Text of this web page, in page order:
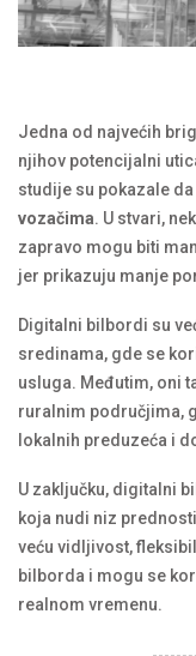
Jedna od najvećih
njihov potencijalni
studije su pokazale da
vozačima. U stvari,
zapravo mogu biti
jer prikazuju manje
Digitalni bilbordi su
sredinama, gde se
usluga. Međutim, oni
ruralnim područjima,
lokalnih preduzeća i
U zaključku, digitalni
koja nudi niz
veću vidljivost,
bilborda i mogu se
realnom vremenu.